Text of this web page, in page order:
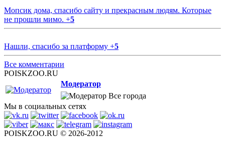
Мопсик дома, спасибо сайту и прекрасным людям. Которые
не прошли мимо. +5
Нашли, спасибо за платформу +5
Все комментарии
POISKZOO.RU
Модератор
Все города
Мы в социальных сетях
POISKZOO.RU © 2026-2012